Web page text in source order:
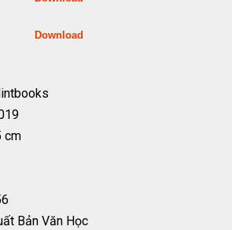
Download
cm
Bản Văn Học